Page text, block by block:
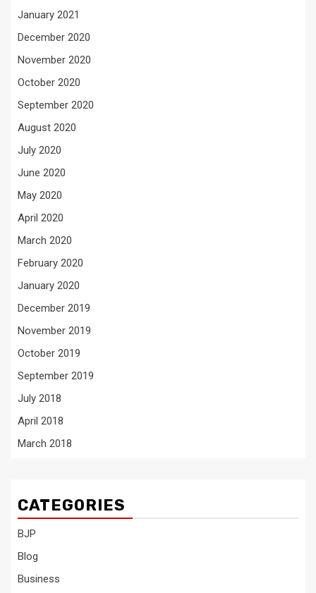
January 2021
December 2020
November 2020
October 2020
September 2020
August 2020
July 2020
June 2020
May 2020
April 2020
March 2020
February 2020
January 2020
December 2019
November 2019
October 2019
September 2019
July 2018
April 2018
March 2018
CATEGORIES
BJP
Blog
Business